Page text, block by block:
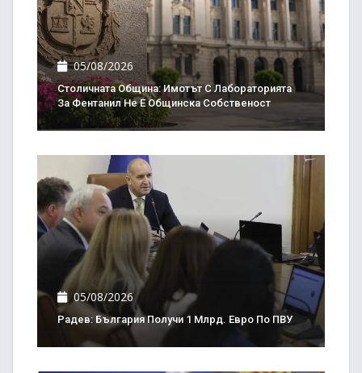
05/08/2026
Столичната Община: Имотът С Лабораторията
За Фентанил Не Е Общинска Собственост
05/08/2026
Радев: България Получи 1 Млрд. Евро По ПВУ